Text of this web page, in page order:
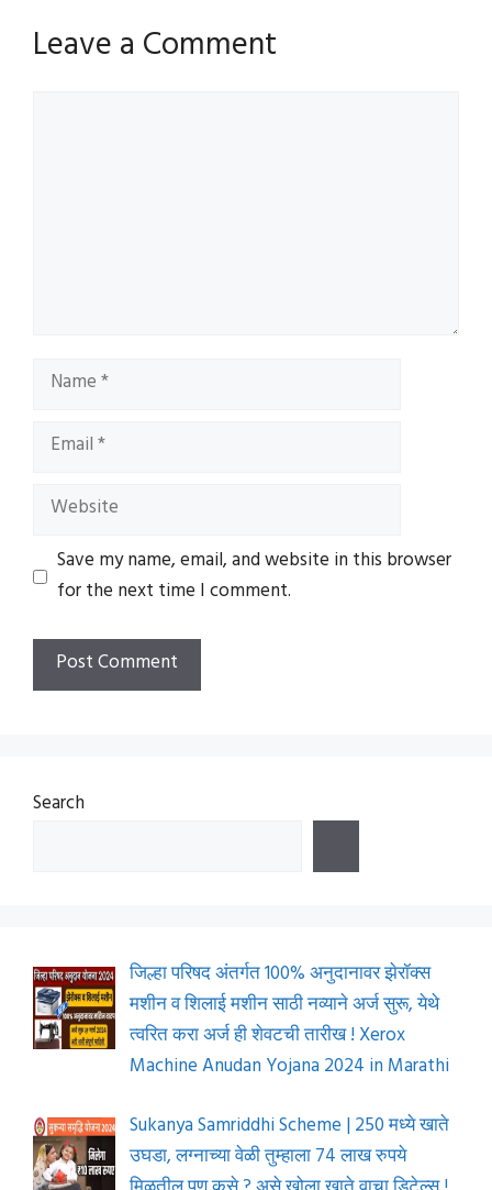
Leave a Comment
Name
Email
Website
Save my name, email, and website in this browser
for the next time I comment.
Search
जिल्हा परिषद अंतर्गत 100% अनुदानावर झेरॉक्स
मशीन व शिलाई मशीन साठी नव्याने अर्ज सुरू, येथे
त्वरित करा अर्ज ही शेवटची तारीख ! Xerox
Machine Anudan Yojana 2024 in Marathi
Sukanya Samriddhi Scheme | 250 मध्ये खाते
उघडा, लग्नाच्या वेळी तुम्हाला 74 लाख रुपये